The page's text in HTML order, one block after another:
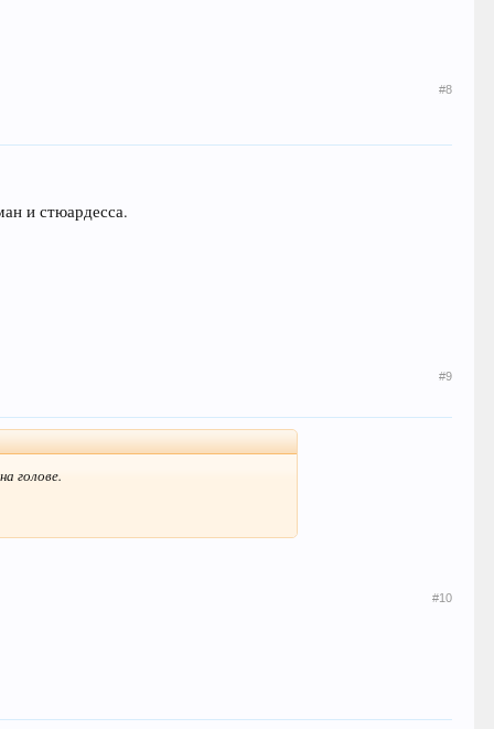
#8
и стюардесса.
#9
голове.
#10